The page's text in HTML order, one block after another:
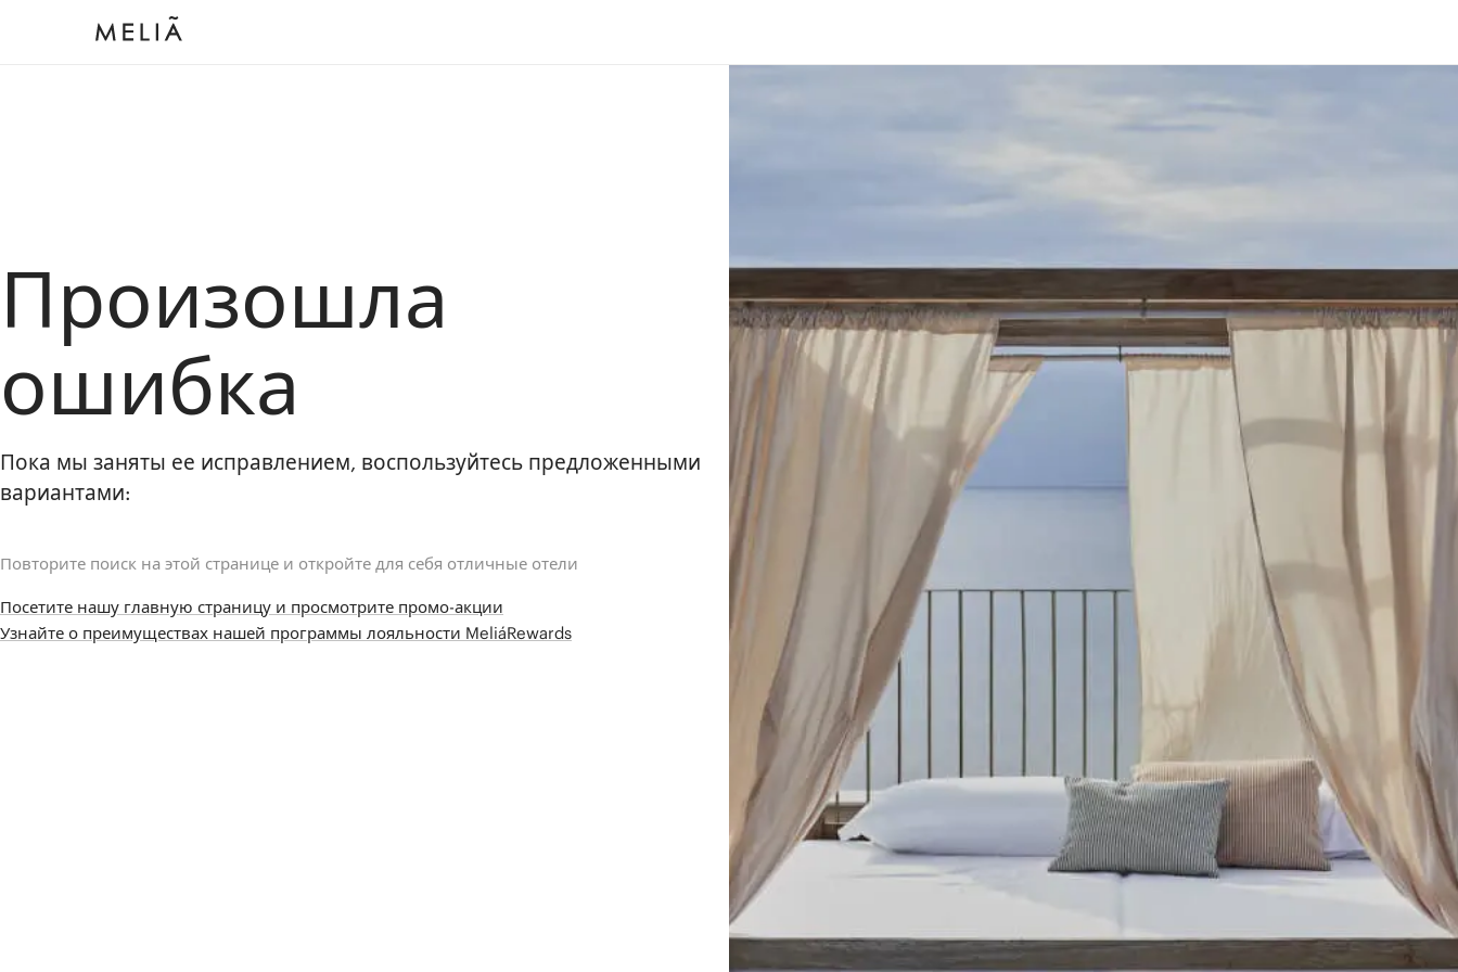
Произошла
ошибка
Пока мы заняты ее исправлением, воспользуйтесь предложенными
вариантами:
Повторите поиск на этой странице и откройте для себя отличные отели
Посетите нашу главную страницу и просмотрите промо-акции
Узнайте о преимуществах нашей программы лояльности MeliáRewards